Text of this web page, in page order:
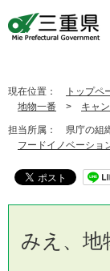
現在位置： トップペ
地物一番 > キャ
担当所属： 県庁の組
フードイノベーショ
みえ、地